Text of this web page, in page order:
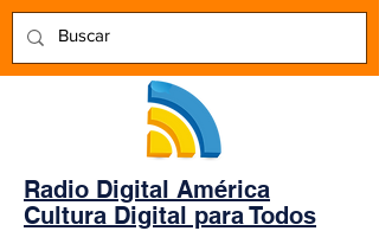
Radio Digital América
Cultura Digital para Todos